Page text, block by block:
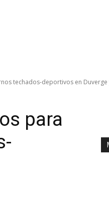
techados-deportivos en Duverge
para